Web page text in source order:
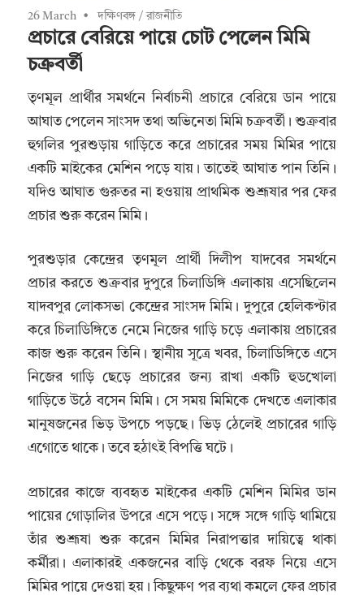
26 March দক্ষিণবঙ্গ /রাজনীতি
প্রচারে বেরিয়ে পায়ে চোট পেলেন মিমি
চক্রবর্তী
তৃণমূল প্রার্থীর সমর্থনে নির্বাচনী প্রচারে বেরিয়ে ডান পায়ে
আঘাত পেলেন সাংসদ তথা অভিনেতা মিমি চক্রবর্তী। শুক্রবার
হুগলির পুরশুড়ায় গাড়িতে করে প্রচারের সময় মিমির পায়ে
একটি মাইকের মেশিন পড়ে যায়। তাতেই আঘাত পান তিনি।
যদিও আঘাত গুরুতর না হওয়ায় প্রাথমিক শুশ্রূষার পর ফের
প্রচার শুরু করেন মিমি।
পুরশুড়ার কেন্দ্রের তৃণমূল প্রার্থী দিলীপ যাদবের সমর্থনে
প্রচার করতে শুক্রবার দুপুরে চিলাডিঙ্গি এলাকায় এসেছিলেন
যাদবপুর লোকসভা কেন্দ্রের সাংসদ মিমি। দুপুরে হেলিকপ্টার
করে চিলাডিঙ্গিতে নেমে নিজের গাড়ি চড়ে এলাকায় প্রচারের
কাজ শুরু করেন তিনি। স্থানীয় সূত্রে খবর, চিলাডিঙ্গিতে এসে
নিজের গাড়ি ছেড়ে প্রচারের জন্য রাখা একটি হুডখোলা
গাড়িতে উঠে বসেন মিমি। সে সময় মিমিকে দেখতে এলাকার
মানুষজনের ভিড় উপচে পড়ছে। ভিড় ঠেলেই প্রচারের গাড়ি
এগোতে থাকে। তবে হঠাৎই বিপত্তি ঘটে।
প্রচারের কাজে ব্যবহৃত মাইকের একটি মেশিন মিমির ডান
পায়ের গোড়ালির উপরে এসে পড়ে। সঙ্গে সঙ্গে গাড়ি থামিয়ে
তাঁর শুশ্রূষা শুরু করেন মিমির নিরাপত্তার দায়িত্বে থাকা
কর্মীরা। এলাকারই একজনের বাড়ি থেকে বরফ নিয়ে এসে
মিমির পায়ে দেওয়া হয়। কিছুক্ষণ পর ব্যথা কমলে ফের প্রচার